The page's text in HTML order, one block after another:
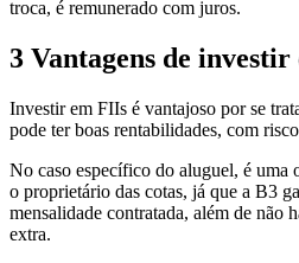
troca, é remunerado com juros.
3 Vantagens de
Investir em FIIs é vantajoso por se
pode ter boas rentabilidades, com
No caso específico do aluguel, é uma
o proprietário das cotas, já que a B3
mensalidade contratada, além de não
extra.